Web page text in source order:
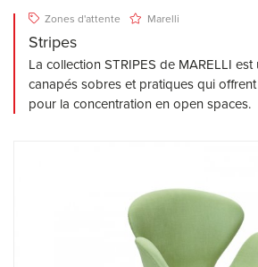
Zones d'attente Marelli
Stripes
La collection STRIPES de MARELLI
canapés sobres et pratiques qui
pour la concentration en open spaces.